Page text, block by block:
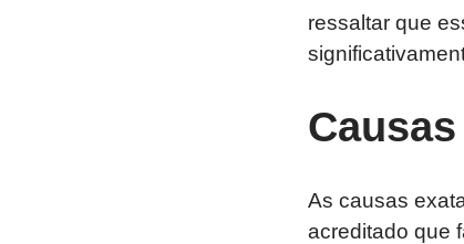
ressaltar que
As causas
acreditado que